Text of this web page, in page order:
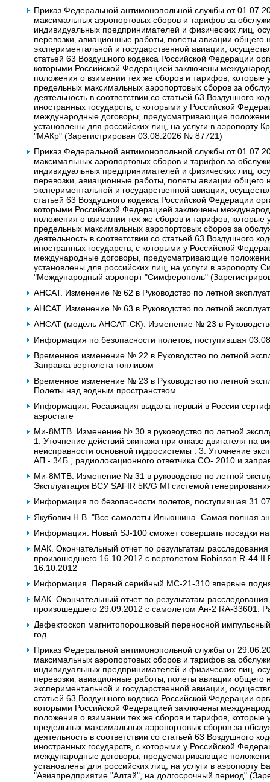
Приказ Федеральной антимонопольной службы от
максимальных аэропортовых сборов и тарифов за
индивидуальных предпринимателей и физических лиц,
перевозки‚ авиационные работы‚ полеты авиации общего
экспериментальной и государственной авиации,
статьей 63 Воздушного кодекса Российской Федерации
которыми Российской Федерацией заключены
положения о взимании тех же сборов и тарифов, которые
предельных максимальных аэропортовых сборов за
деятельность в соответствии со статьей 63 Воздушного
иностранных государств, с которыми у Российской
международные договоры, предусматривающие
установлены для российских лиц, на услуги в аэропорту
"МАКр" (Зарегистрирован 03.08.2026 № 87721)
Приказ Федеральной антимонопольной службы от
максимальных аэропортовых сборов и тарифов за
индивидуальных предпринимателей и физических лиц,
перевозки‚ авиационные работы‚ полеты авиации общего
экспериментальной и государственной авиации,
статьей 63 Воздушного кодекса Российской Федерации
которыми Российской Федерацией заключены
положения о взимании тех же сборов и тарифов, которые
предельных максимальных аэропортовых сборов за
деятельность в соответствии со статьей 63 Воздушного
иностранных государств, с которыми у Российской
международные договоры, предусматривающие
установлены для российских лиц, на услуги в
"Международный аэропорт "Симферополь"
АНСАТ. Изменение № 62 в Руководство по летной
АНСАТ. Изменение № 63 в Руководство по летной
АНСАТ (модель АНСАТ-СК). Изменение № 23 в
Информация по безопасности полетов, поступившая
Временное изменение № 22 в Руководство по летной
Заправка вертолета топливом
Временное изменение № 23 в Руководство по летной
Полеты над водным пространством
Информация. Росавиация выдала первый в России
аэростате
Ми-8МТВ. Изменение № 30 в руководство по летной
1. Уточнение действий экипажа при отказе двигателя на
неисправности основной гидросистемы . 3. Уточнение
АП - 34Б , радиолокационного ответчика СО- 2010 и
Ми-8МТВ. Изменение № 31 в руководство по летной
Эксплуатация ВСУ SAFIR 5K/G MI системой
Информация по безопасности полетов, поступившая
Якубович Н.В. "Все самолеты Ильюшина. Самая полная
Информация. Новый SJ-100 сможет совершать посадки на
МАК. Окончательный отчет по результатам
произошедшего 16.10.2012 с вертолетом Robinson R-44 II
16.10.2012
Информация. Первый серийный МС-21-310 впервые
МАК. Окончательный отчет по результатам
произошедшего 29.09.2012 с самолетом Ан-2 RA-33601.
Дефектоскоп магнитопорошковый переносной
год
Приказ Федеральной антимонопольной службы от
максимальных аэропортовых сборов и тарифов за
индивидуальных предпринимателей и физических лиц,
перевозки‚ авиационные работы‚ полеты авиации общего
экспериментальной и государственной авиации,
статьей 63 Воздушного кодекса Российской Федерации
которыми Российской Федерацией заключены
положения о взимании тех же сборов и тарифов, которые
предельных максимальных аэропортовых сборов за
деятельность в соответствии со статьей 63 Воздушного
иностранных государств, с которыми у Российской
международные договоры, предусматривающие
установлены для российских лиц, на услуги в
"Авиапредприятие "Алтай", на долгосрочный период"